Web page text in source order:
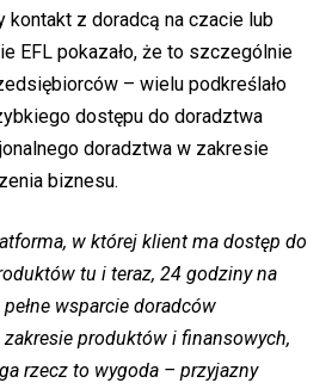
kontakt z doradcą na czacie lub
EFL pokazało, że to szczególnie
– wielu podkreślało
dostępu do doradztwa
doradztwa w zakresie
biznesu.
w której klient ma dostęp do
tu i teraz, 24 godziny na
wsparcie doradców
produktów i finansowych,
rzecz to wygoda – przyjazny